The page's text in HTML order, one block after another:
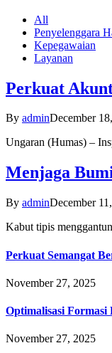
All
Penyelenggara
Kepegawaian
Layanan
Perkuat
By adminDecember
Ungaran (Humas) –
Menjaga
By adminDecember
Kabut tipis
Perkuat Semangat
November 27, 2025
Optimalisasi Formasi
November 27, 2025